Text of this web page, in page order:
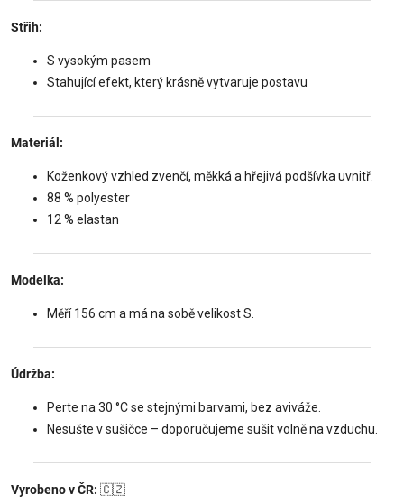
Střih:
S vysokým pasem
Stahující efekt, který krásně vytvaruje postavu
Materiál:
Koženkový vzhled zvenčí, měkká a hřejivá podšívka uvnitř.
88 % polyester
12 % elastan
Modelka:
Měří 156 cm a má na sobě velikost S.
Údržba:
Perte na 30 °C se stejnými barvami, bez aviváže.
Nesušte v sušičce – doporučujeme sušit volně na vzduchu.
Vyrobeno v ČR: 🇨🇿